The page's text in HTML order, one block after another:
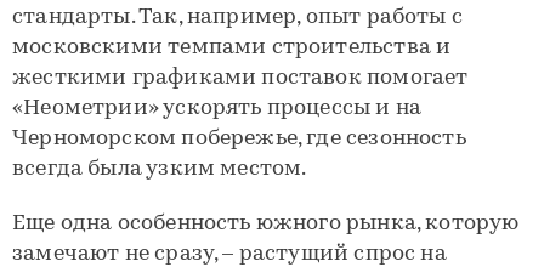
стандарты. Так, например, опыт работы с
московскими темпами строительства и
жесткими графиками поставок помогает
«Неометрии» ускорять процессы и на
Черноморском побережье, где сезонность
всегда была узким местом.
Еще одна особенность южного рынка, которую
замечают не сразу, – растущий спрос на